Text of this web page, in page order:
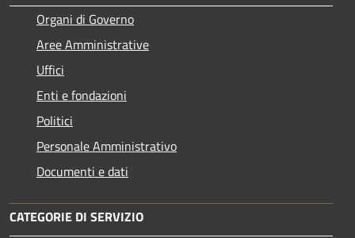
Organi di Governo
Aree Amministrative
Uffici
Enti e fondazioni
Politici
Personale Amministrativo
Documenti e dati
CATEGORIE DI SERVIZIO